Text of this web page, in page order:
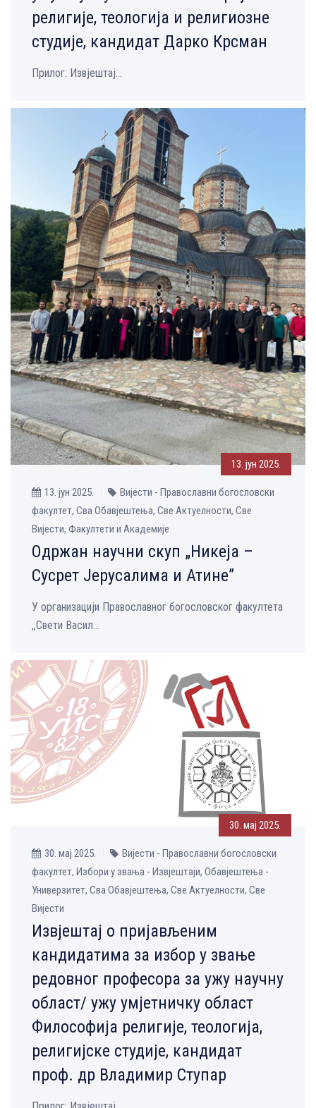
религије, теологија и религиозне
студије, кандидат Дарко Крсман
Прилог: Извјештај...
13. јун 2025.
13. јун 2025.
Вијести - Православни богословски
факултет, Сва Обавјештења, Све Aктуелности, Све
Вијести, Факултети и Академије
Одржан научни скуп „Никеја –
Сусрет Јерусалима и Атине”
У организацији Православног богословског факултета
,,Свети Васил...
30. мај 2025.
30. мај 2025.
Вијести - Православни богословски
факултет, Избори у звања - Извјештаји, Обавјештења -
Универзитет, Сва Обавјештења, Све Aктуелности, Све
Вијести
Извјештај о пријављеним
кандидатима за избор у звање
редовног професора за ужу научну
област/ ужу умјетничку област
Философија религије, теологија,
религијске студије, кандидат
проф. др Владимир Ступар